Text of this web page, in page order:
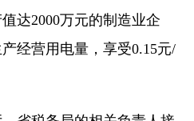
2000万元的制造业企
经营用电量，享受0.15元/